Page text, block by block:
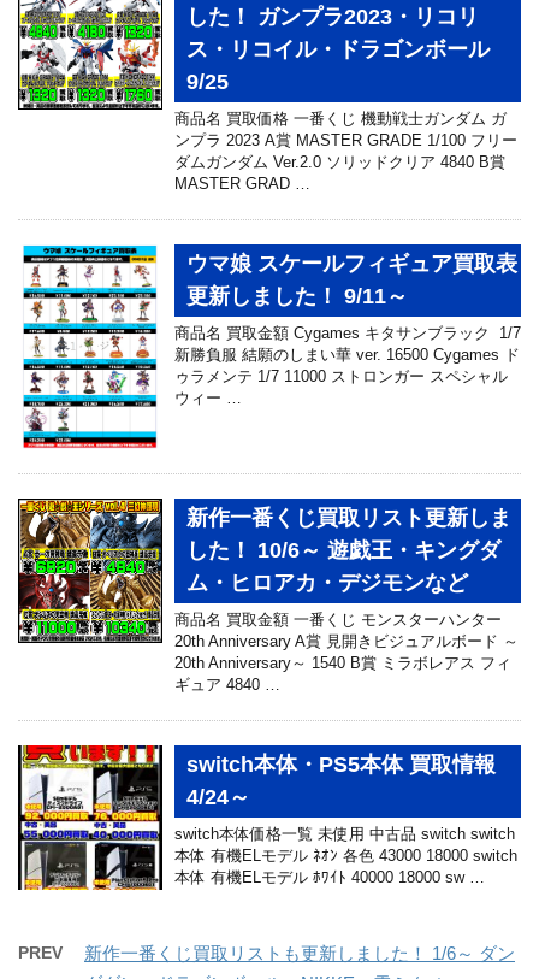
した！ ガンプラ2023・リコリ
ス・リコイル・ドラゴンボール
9/25
商品名 買取価格 一番くじ 機動戦士ガンダム ガ
ンプラ 2023 A賞 MASTER GRADE 1/100 フリー
ダムガンダム Ver.2.0 ソリッドクリア 4840 B賞
MASTER GRAD …
ウマ娘 スケールフィギュア買取表
更新しました！ 9/11～
商品名 買取金額 Cygames キタサンブラック 1/7
新勝負服 結願のしまい華 ver. 16500 Cygames ド
ゥラメンテ 1/7 11000 ストロンガー スペシャル
ウィー …
新作一番くじ買取リスト更新しま
した！ 10/6～ 遊戯王・キングダ
ム・ヒロアカ・デジモンなど
商品名 買取金額 一番くじ モンスターハンター
20th Anniversary A賞 見開きビジュアルボード ～
20th Anniversary～ 1540 B賞 ミラボレアス フィ
ギュア 4840 …
switch本体・PS5本体 買取情報
4/24～
switch本体価格一覧 未使用 中古品 switch switch
本体 有機ELモデル ﾈｵﾝ 各色 43000 18000 switch
本体 有機ELモデル ﾎﾜｲﾄ 40000 18000 sw …
PREV
新作一番くじ買取リストも更新しました！ 1/6～ ダン